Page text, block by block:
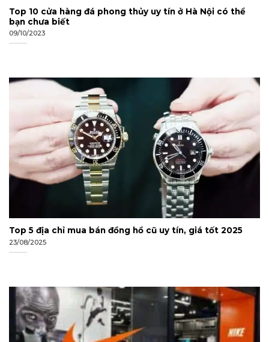
Top 10 cửa hàng đá phong thủy uy tín ở Hà Nội có thể
bạn chưa biết
09/10/2023
Top 5 địa chỉ mua bán đồng hồ cũ uy tín, giá tốt 2025
23/08/2025